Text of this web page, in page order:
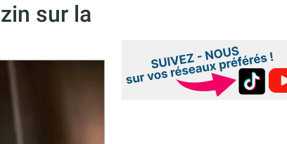
sur la